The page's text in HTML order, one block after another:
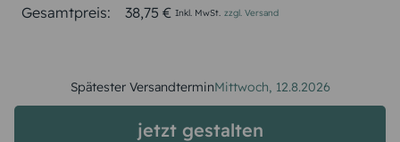
Gesamtpreis: 38,75 € Inkl. MwSt. zzgl. Versand
Spätester VersandterminMittwoch, 12.8.2026
jetzt gestalten